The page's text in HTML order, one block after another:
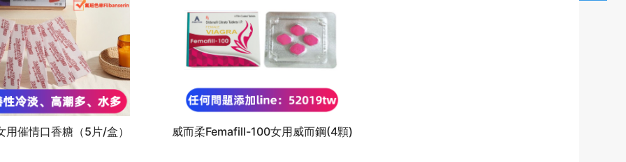
用催情口香糖（5片/盒） 威而柔Femafill-100女用威而鋼(4顆)